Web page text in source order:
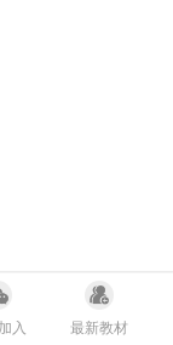
入
最新教材